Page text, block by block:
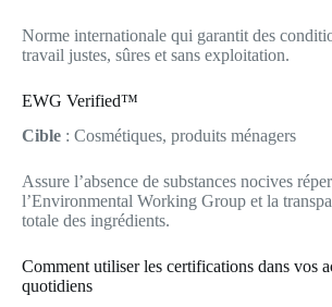
Norme internationale qui garantit des
travail justes, sûres et sans exploitation.
EWG Verified™
Cible : Cosmétiques, produits ménagers
Assure l’absence de substances nocives
l’Environmental Working Group et la
totale des ingrédients.
Comment utiliser les certifications dans vos
quotidiens